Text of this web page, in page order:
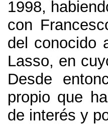
1998,
con
del conocido
Lasso, en
Desde
propio que
de interés y